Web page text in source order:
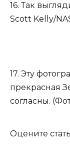
16. Так
Scott Kelly/
17. Эту
прекрасная
согласны.
Оцените